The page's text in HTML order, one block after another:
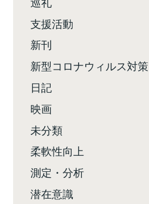
支援活動
新刊
新型コロナウィルス対策
日記
映画
未分類
柔軟性向上
測定・分析
潜在意識